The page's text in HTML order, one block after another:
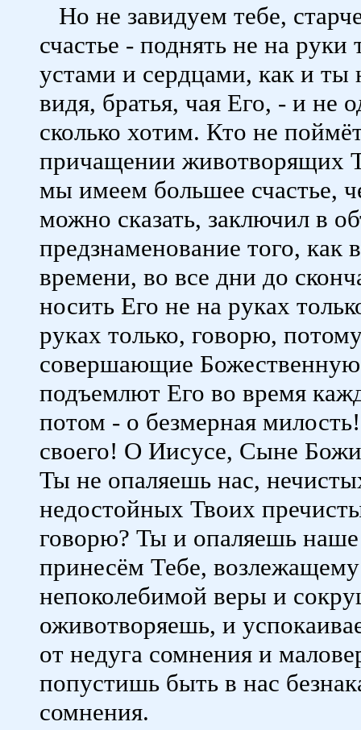
Но не завидуем тебе,
счастье - поднять не на
устами и сердцами, как и ты
видя, братья, чая Его, - и не
сколько хотим. Кто не
причащении животворящих
мы имеем большее счастье,
можно сказать, заключил в
предзнаменование того,
времени, во все дни до
носить Его не на руках
руках только, говорю,
совершающие
подъемлют Его во время
потом - о безмерная
своего! О Иисусе, Сыне
Ты не опаляешь нас,
недостойных Твоих
говорю? Ты и опаляешь
принесём Тебе,
непоколебимой веры и
оживотворяешь, и
от недуга сомнения и
попустишь быть в нас
сомнения.